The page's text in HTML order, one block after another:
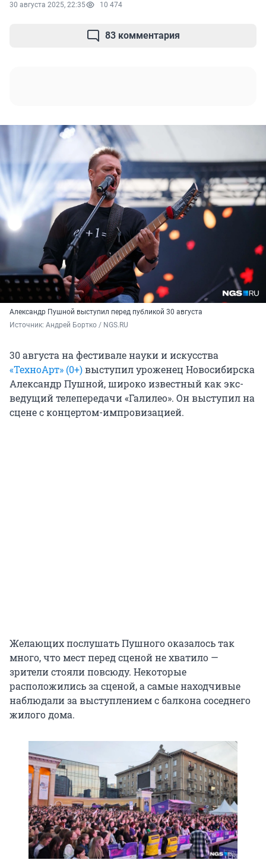
30 августа 2025, 22:35 10 474
83 комментария
Александр Пушной выступил перед публикой 30 августа
Источник: Андрей Бортко / NGS.RU
30 августа на фестивале науки и искусства
«ТехноАрт» (0+)выступил уроженец Новосибирска
Александр Пушной, широко известный как экс-
ведущий телепередачи «Галилео». Он выступил на
сцене с концертом-импровизацией.
Желающих послушать Пушного оказалось так
много, что мест перед сценой не хватило —
зрители стояли повсюду. Некоторые
расположились за сценой, а самые находчивые
наблюдали за выступлением с балкона соседнего
жилого дома.